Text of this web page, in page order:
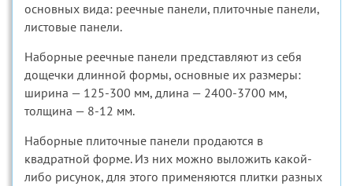
основных вида: реечные панели, плиточные панели,
листовые панели.
Наборные реечные панели представляют из себя
дощечки длинной формы, основные их размеры:
ширина — 125-300 мм, длина — 2400-3700 мм,
толщина — 8-12 мм.
Наборные плиточные панели продаются в
квадратной форме. Из них можно выложить какой-
либо рисунок, для этого применяются плитки разных